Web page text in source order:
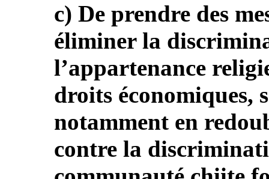
c) De prendre des
éliminer la
l’appartenance
droits économiques,
notamment en
contre la